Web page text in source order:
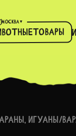
МОСКВА▾
Товары
ИГУАНЫ/